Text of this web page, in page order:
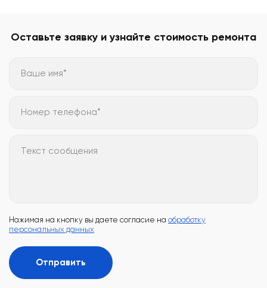
Оставьте заявку и узнайте стоимость ремонта
Ваше имя*
Номер телефона*
Текст сообщения
Нажимая на кнопку вы даете согласие на обработку
персональных данных
Отправить